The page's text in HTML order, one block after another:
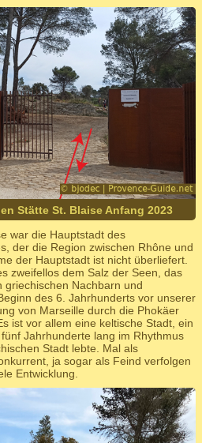
Stätte St. Blaise Anfang 2023
war die Hauptstadt des
der die Region zwischen Rhône und
der Hauptstadt ist nicht überliefert.
zweifellos dem Salz der Seen, das
Nachbarn und
des 6. Jahrhunderts vor unserer
von Marseille durch die Phokäer
ist vor allem eine keltische Stadt, ein
Jahrhunderte lang im Rhythmus
Stadt lebte. Mal als
ja sogar als Feind verfolgen
Entwicklung.